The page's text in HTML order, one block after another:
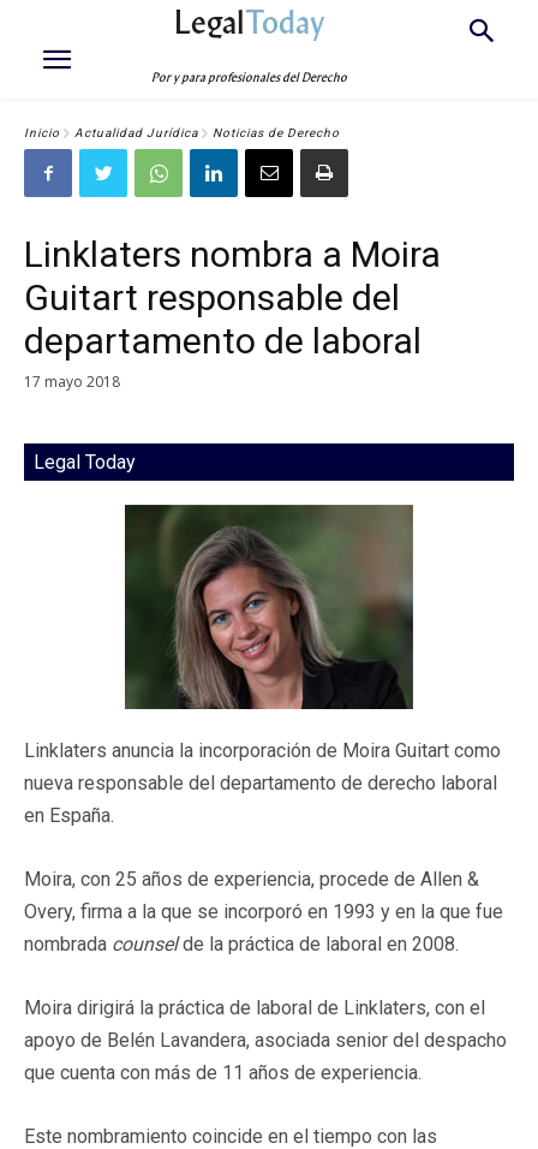
LegalToday
Por y para profesionales del Derecho
Inicio Actualidad Jurídica Noticias de Derecho
Linklaters nombra a Moira
Guitart responsable del
departamento de laboral
17 mayo 2018
Legal Today
Linklaters anuncia la incorporación de Moira Guitart como
nueva responsable del departamento de derecho laboral
en España.
Moira, con 25 años de experiencia, procede de Allen &
Overy, firma a la que se incorporó en 1993 y en la que fue
nombrada counselde la práctica de laboral en 2008.
Moira dirigirá la práctica de laboral de Linklaters, con el
apoyo de Belén Lavandera, asociada senior del despacho
que cuenta con más de 11 años de experiencia.
Este nombramiento coincide en el tiempo con las